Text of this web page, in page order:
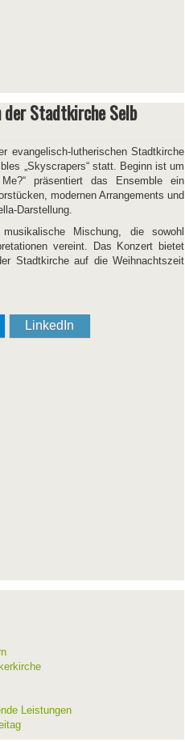
der Stadtkirche Selb
evangelisch-lutherischen Stadtkirche
„Skyscrapers“ statt. Beginn ist um
präsentiert das Ensemble ein
modernen Arrangements und
Darstellung.
Mischung, die sowohl
vereint. Das Konzert bietet
Stadtkirche auf die Weihnachtszeit
LinkedIn
Leistungen